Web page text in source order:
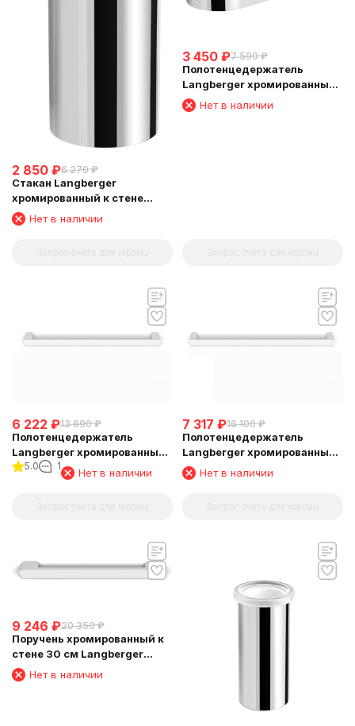
2 850 ₽6 270 ₽
Стакан Langberger
хромированный к стене
круглый 24011B
Нет в наличии
3 450 ₽7 590 ₽
Полотенцедержатель
Langberger хромированный
Нет в наличии
6 222 ₽13 690 ₽
Полотенцедержатель
Langberger хромированный
к стене одинарный 40 см
5.0 1
Нет в наличии
7 317 ₽16 100 ₽
Полотенцедержатель
Langberger хромированный
к стене одинарный 80 см
24001C
Нет в наличии
9 246 ₽20 350 ₽
Поручень хромированный к
стене 30 см Langberger
24056AНет в наличии